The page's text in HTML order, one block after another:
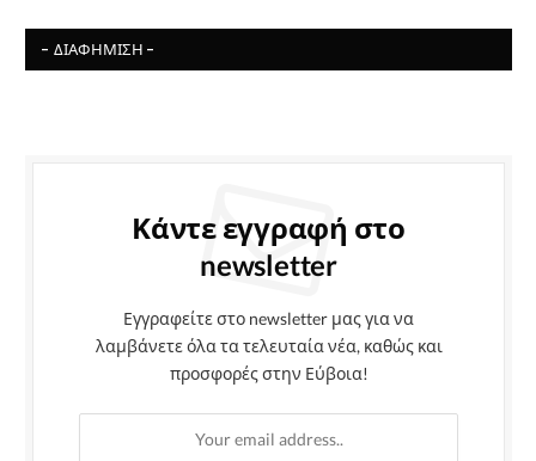
- ΔΙΑΦΉΜΙΣΗ -
Κάντε εγγραφή στο
newsletter
Εγγραφείτε στο newsletter μας για να
λαμβάνετε όλα τα τελευταία νέα, καθώς και
προσφορές στην Εύβοια!